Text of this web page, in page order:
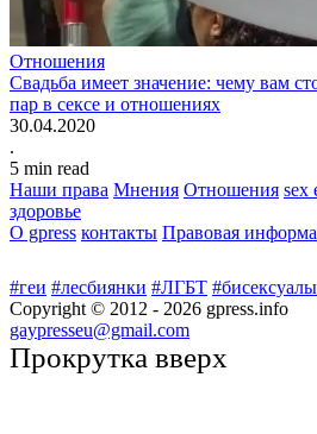
Отношения
Свадьба имеет значение: чему вам
пар в сексе и отношениях
30.04.2020
.
5 min read
Наши права Мнения Отношения sex
здоровье
О gpress контакты Правовая
#геи #лесбиянки #ЛГБТ #бисексуалы
Copyright © 2012 - 2026 gpress.info
gaypresseu@gmail.com
Прокрутка вверх